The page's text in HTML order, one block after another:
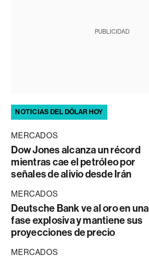
PUBLICIDAD
NOTICIAS DEL DÓLAR HOY
MERCADOS
Dow Jones alcanza un récord
mientras cae el petróleo por
señales de alivio desde Irán
MERCADOS
Deutsche Bank ve al oro en una
fase explosiva y mantiene sus
proyecciones de precio
MERCADOS